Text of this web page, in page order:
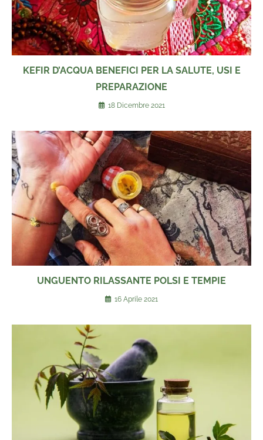
KEFIR D’ACQUA BENEFICI PER LA SALUTE, USI E
PREPARAZIONE
18 Dicembre 2021
UNGUENTO RILASSANTE POLSI E TEMPIE
16 Aprile 2021